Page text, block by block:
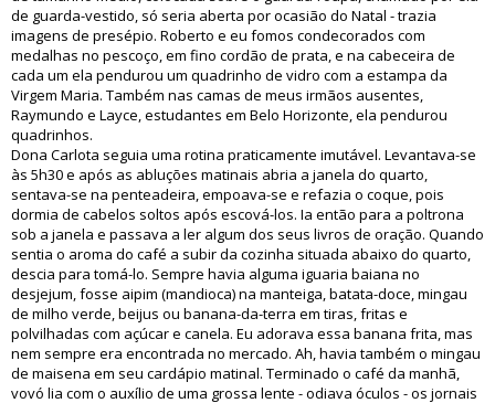
de guarda-vestido, só seria aberta por ocasião do Natal - trazia
imagens de presépio. Roberto e eu fomos condecorados com
medalhas no pescoço, em fino cordão de prata, e na cabeceira de
cada um ela pendurou um quadrinho de vidro com a estampa da
Virgem Maria. Também nas camas de meus irmãos ausentes,
Raymundo e Layce, estudantes em Belo Horizonte, ela pendurou
quadrinhos.
Dona Carlota seguia uma rotina praticamente imutável. Levantava-se
às 5h30 e após as abluções matinais abria a janela do quarto,
sentava-se na penteadeira, empoava-se e refazia o coque, pois
dormia de cabelos soltos após escová-los. Ia então para a poltrona
sob a janela e passava a ler algum dos seus livros de oração. Quando
sentia o aroma do café a subir da cozinha situada abaixo do quarto,
descia para tomá-lo. Sempre havia alguma iguaria baiana no
desjejum, fosse aipim (mandioca) na manteiga, batata-doce, mingau
de milho verde, beijus ou banana-da-terra em tiras, fritas e
polvilhadas com açúcar e canela. Eu adorava essa banana frita, mas
nem sempre era encontrada no mercado. Ah, havia também o mingau
de maisena em seu cardápio matinal. Terminado o café da manhã,
vovó lia com o auxílio de uma grossa lente - odiava óculos - os jornais